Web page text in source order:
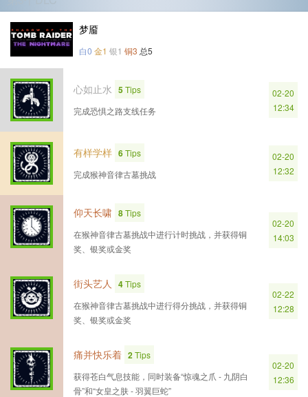
梦靥
白0 金1 银1 铜3 总5
心如止水 5Tips
完成恐惧之路支线任务
02-20
12:34
有样学样 6Tips
完成猴神音律古墓挑战
02-20
12:32
仰天长啸 8Tips
在猴神音律古墓挑战中进行计时挑战，并获得铜
奖、银奖或金奖
02-20
14:03
街头艺人 4Tips
在猴神音律古墓挑战中进行得分挑战，并获得铜
奖、银奖或金奖
02-22
12:28
痛并快乐着 2Tips
获得苍白气息技能，同时装备“惊魂之爪 - 九阴白
骨”和“女皇之肤 - 羽翼巨蛇”
02-20
12:36